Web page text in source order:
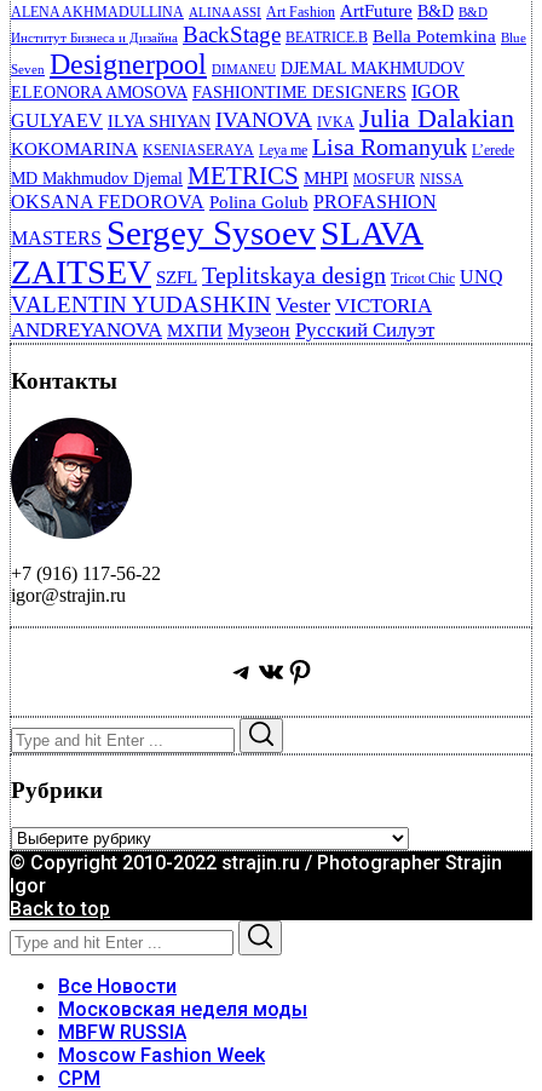
ALENA AKHMADULLINA ALINA ASSI Art Fashion ArtFuture B&D B&D
Институт Бизнеса и Дизайна BackStage BEATRICE.B Bella Potemkina Blue
Seven Designerpool DIMANEU DJEMAL MAKHMUDOV
ELEONORA AMOSOVA FASHIONTIME DESIGNERS IGOR
GULYAEV ILYA SHIYAN IVANOVA IVKA Julia Dalakian
KOKOMARINA KSENIASERAYA Leya me Lisa Romanyuk L’erede
MD Makhmudov Djemal METRICS MHPI MOSFUR NISSA
OKSANA FEDOROVA Polina Golub PROFASHION
MASTERS Sergey SysoevSLAVA
ZAITSEV SZFL Teplitskaya design Tricot Chic UNQ
VALENTIN YUDASHKIN Vester VICTORIA
ANDREYANOVA МХПИ Музеон Русский Силуэт
Контакты
+7 (916) 117-56-22
igor@strajin.ru
Telegram
ВКонтакте
Pinterest
Search
for:
Рубрики
Рубрики
© Copyright 2010-2022 strajin.ru / Photographer Strajin
Igor
Back to top
Search
for:
Все Новости
Московская неделя моды
MBFW RUSSIA
Moscow Fashion Week
CPM